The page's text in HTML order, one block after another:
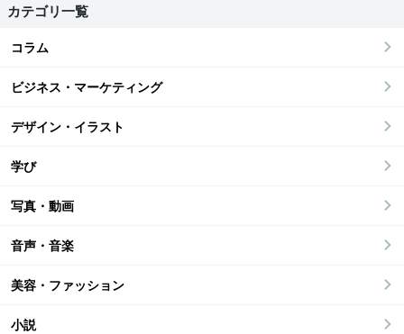
カテゴリ一覧
コラム
ビジネス・マーケティング
デザイン・イラスト
学び
写真・動画
音声・音楽
美容・ファッション
小説